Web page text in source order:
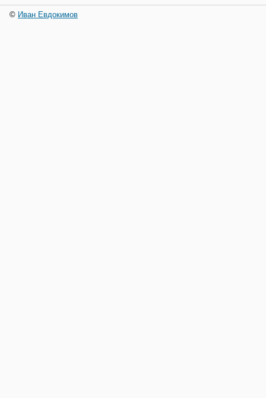
© Иван Евдокимов